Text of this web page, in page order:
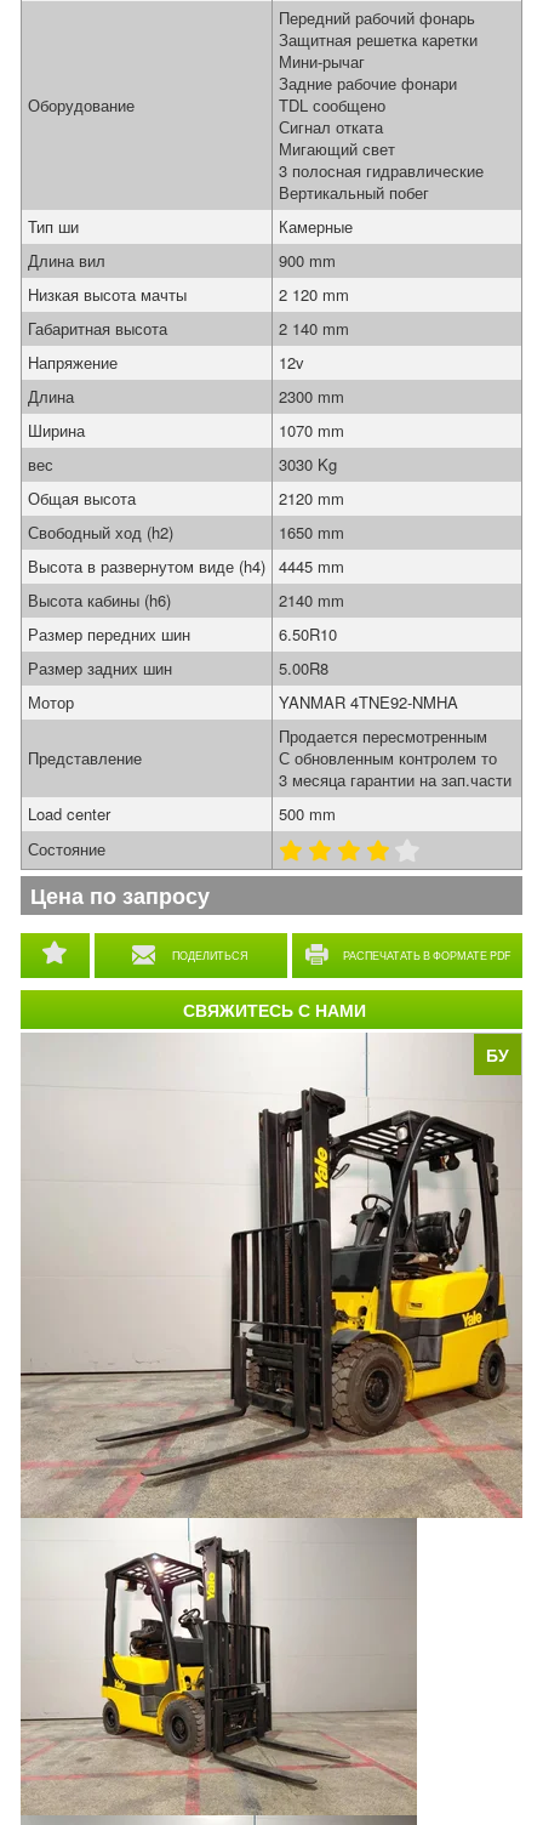
БУ
ПОДЕЛИТЬСЯ РАСПЕЧАТАТЬ В ФОРМАТЕ PDF
Оборудование
Передний рабочий фонарь
Защитная решетка каретки
Мини-рычаг
Задние рабочие фонари
TDL сообщено
Сигнал отката
Мигающий свет
3 полосная гидравлические
Вертикальный побег
Тип ши
Камерные
Длина вил
900 mm
Низкая высота мачты
2 120 mm
Габаритная высота
2 140 mm
Напряжение
12v
Длина
2300 mm
Ширина
1070 mm
вес
3030 Kg
Общая высота
2120 mm
Свободный ход (h2)
1650 mm
Высота в развернутом виде (h4) 4445 mm
Высота кабины (h6)
2140 mm
Размер передних шин
6.50R10
Размер задних шин
5.00R8
Мотор
YANMAR 4TNE92-NMHA
Представление
Продается пересмотренным
С обновленным контролем то
3 месяца гарантии на зап.части
Load center
500 mm
Состояние
Цена по запросу
СВЯЖИТЕСЬ С НАМИ